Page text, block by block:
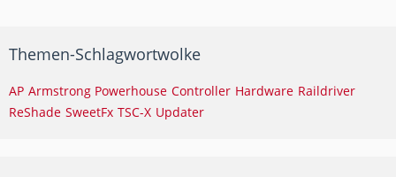
Themen-Schlagwortwolke
AP Armstrong Powerhouse Controller Hardware Raildriver
ReShade SweetFx TSC-X Updater